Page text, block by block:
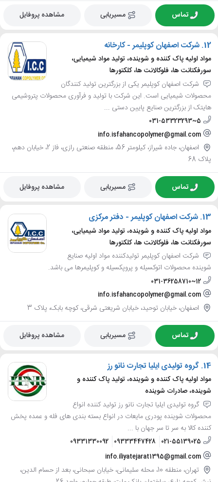
تماس مسیریابی مشاهده پروفایل
12. شرکت اصفهان کوپلیمر - کارخانه
مواد اولیه پاک کننده و شوینده، تولید مواد شیمیایی،
سورفکتانت ها، فلوکالانت ها، کلکتورها
شرکت اصفهان کوپلیمر یکی از بزرگترین تولید کنندگان
محصولات شیمیایی است. این شرکت با تولید و فرآوری محصولات پتروشیمی
هایتک از بزرگترین صنایع پایین دستی ...
031-53323293~5
info.isfahancopolymer@gmail.com
اصفهان، جاده شیراز، کیلومتر 56، منطقه صنعتی رازی، فاز 2، خیابان دهم،
پلاک 68
تماس مسیریابی مشاهده پروفایل
13. شرکت اصفهان کوپلیمر - دفتر مرکزی
مواد اولیه پاک کننده و شوینده، تولید مواد شیمیایی،
سورفکتانت ها، فلوکالانت ها، کلکتورها
شرکت اصفهان کوپلیمر تولیدکننده مواد اولیه صنایع
شوینده محصولات اتوکسیله و پروپکسیله و کوپلیمرها می باشد.
031-36258710~12
info.isfahancopolymer@gmail.com
اصفهان، خیابان توحید، خیابان شریعتی شرقی، کوچه بابک، پلاک 3
تماس مسیریابی مشاهده پروفایل
14. گروه تولیدی ایلیا تجارت نانو رز
مواد اولیه پاک کننده و شوینده، تولید پاک کننده و
شوینده، صادرات شوینده
گروه تولیدی ایلیا تجارت نانو رز تولید کننده انواع
محصولات شوینده پودری مایعات در انواع بسته بندی های فله و عمده پخش
کننده کالا به سر تا سر جهان با ...
021-55139025
09333447428
09331330092
info.iliyatejarat1395@gmail.com
تهران، منطقه 10، محله سلیمانی، خیابان سبحانی، بعد از حسام الدین،